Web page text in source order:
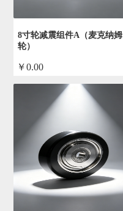
8寸轮减震组件A（麦克纳姆
轮）
￥0.00